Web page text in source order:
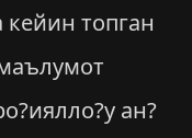
топган
ан?